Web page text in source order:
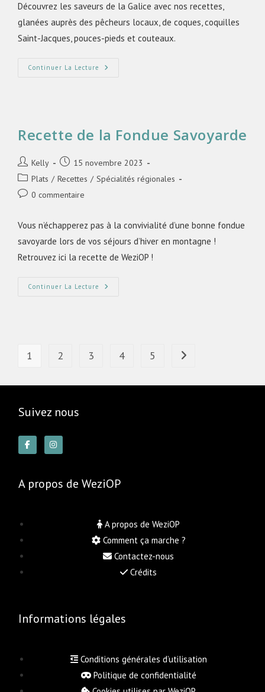
Découvrez les saveurs de la Galice avec nos recettes,
glanées auprès des pêcheurs locaux, de coques, coquilles
Saint-Jacques, pouces-pieds et couteaux.
Continuer La Lecture
Recette de la Fondue Savoyarde
Kelly
15 novembre 2023
Plats / Recettes / Spécialités régionales
0 commentaire
Vous n’échapperez pas à la convivialité d’une bonne fondue
savoyarde lors de vos séjours d’hiver en montagne !
Retrouvez ici la recette de WeziOP !
Continuer La Lecture
1 2 3 4 5
Suivez nous
A propos de WeziOP
A propos de WeziOP
Comment ça marche ?
Contactez-nous
Crédits
Informations légales
Conditions générales d’utilisation
Politique de confidentialité